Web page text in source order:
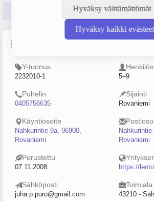
Hyväksy välttämättömät
Hyväksy kaikki evästeet
Tilinpäätösluvut
Y-tunnus
2232010-1 5–9
Puhelin
0405756635
Sijainti
Rovaniemi
Käyntiosoite
Nahkurintie 9a, 96900,
Rovaniemi
Rovaniemi
Perustettu
07.11.2008 https://
Sähköposti
juha.p.puro@gmail.com
Toimiala
43210 -